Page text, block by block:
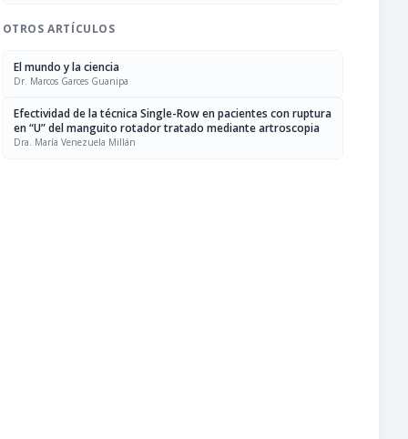
OTROS ARTÍCULOS
El mundo y la ciencia
Dr. Marcos Garces Guanipa
Efectividad de la técnica Single-Row en pacientes con ruptura
en “U” del manguito rotador tratado mediante artroscopia
Dra. María Venezuela Millán